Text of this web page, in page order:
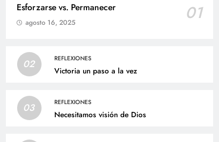
Esforzarse vs. Permanecer 01
agosto 16, 2025
02 REFLEXIONES
Victoria un paso a la vez
03 REFLEXIONES
Necesitamos visión de Dios